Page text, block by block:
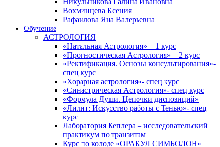
Никульникова Галина Ивановна
Вохминцева Ксения
Рафаилова Яна Валерьевна
Обучение
АСТРОЛОГИЯ
«Натальная Астрология» – 1 курс
«Прогностическая Астрология» – 2 курс
«Ректификация. Основы консультирования»-
спец курс
«Хорарная астрология»- спец курс
«Синастрическая Астрология»- спец курс
«Формула Души. Цепочки диспозиций»
«Лилит: Искусство работы с Тенью»- спец
курс
Лаборатория Кеплера – исследовательский
практикум по транзитам
Курс по колоде «ОРАКУЛ СИМБОЛОН»